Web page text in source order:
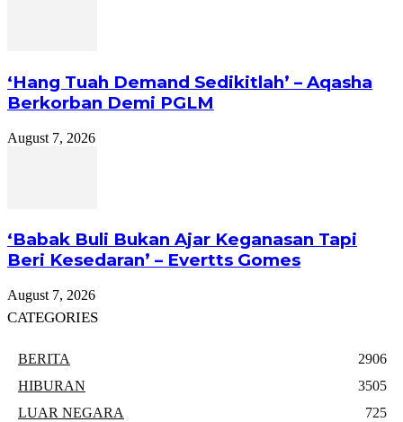
‘Hang Tuah Demand Sedikitlah’ – Aqasha
Berkorban Demi PGLM
August 7, 2026
‘Babak Buli Bukan Ajar Keganasan Tapi
Beri Kesedaran’ – Evertts Gomes
August 7, 2026
CATEGORIES
BERITA
2906
HIBURAN
3505
LUAR NEGARA
725